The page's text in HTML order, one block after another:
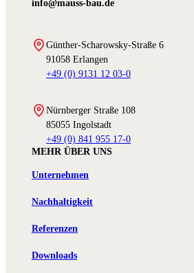
info@mauss-bau.de
Günther-Scharowsky-Straße 6
91058 Erlangen
+49 (0) 9131 12 03-0
Nürnberger Straße 108
85055 Ingolstadt
+49 (0) 841 955 17-0
MEHR ÜBER UNS
Unternehmen
Nachhaltigkeit
Referenzen
Downloads